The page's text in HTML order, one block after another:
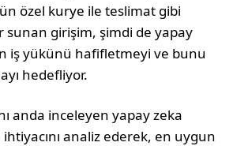
özel kurye ile teslimat gibi
sunan girişim, şimdi de yapay
iş yükünü hafifletmeyi ve bunu
hedefliyor.
anda inceleyen yapay zeka
ihtiyacını analiz ederek, en uygun